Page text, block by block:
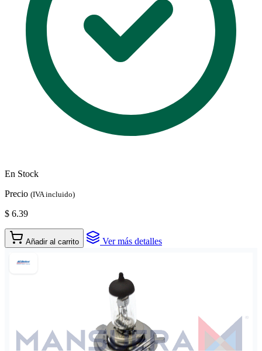
En Stock
Precio (IVA incluido)
$ 6.39
Añadir al carrito Ver más detalles